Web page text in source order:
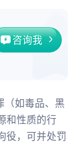
咨询我
（如毒品、黑
和性质的行
役，可并处罚